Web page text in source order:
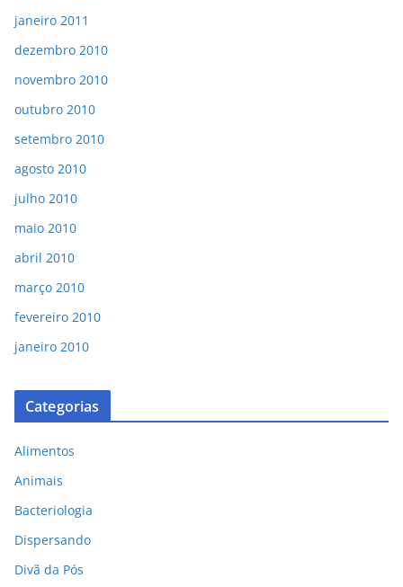
janeiro 2011
dezembro 2010
novembro 2010
outubro 2010
setembro 2010
agosto 2010
julho 2010
maio 2010
abril 2010
março 2010
fevereiro 2010
janeiro 2010
Categorias
Alimentos
Animais
Bacteriologia
Dispersando
Divã da Pós